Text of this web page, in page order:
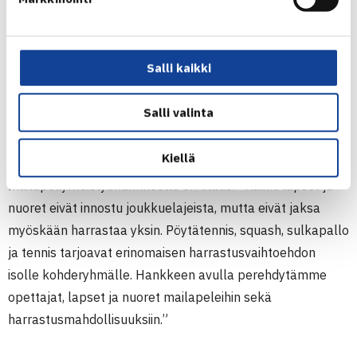
Salli kaikki
Salli valinta
Kiellä
”Mailapelit tuovat iloa, kuntoa ja mielenkiintoisia haasteita
ja ne ansaitsevat nykyistä vahvemman aseman
koululiikunnassa. Mailapelikoordinaattorin työ vie
askeleen kohti pitkän tähtäimen tavoitetta, että mailapelit
ovat normaali osa koululaisen liikuntaohjelmaa.”
Squashliiton toiminnanjohtajan Hannu Mäkisen mukaan
mailapeliyhteistyöhankkeelle on tilaus: ”Kaikki lapset ja
nuoret eivät innostu joukkuelajeista, mutta eivät jaksa
myöskään harrastaa yksin. Pöytätennis, squash, sulkapallo
ja tennis tarjoavat erinomaisen harrastusvaihtoehdon
isolle kohderyhmälle. Hankkeen avulla perehdytämme
opettajat, lapset ja nuoret mailapeleihin sekä
harrastusmahdollisuuksiin.”